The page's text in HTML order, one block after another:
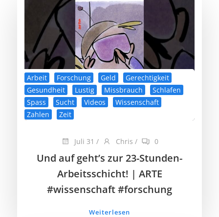
Arbeit Forschung Geld
Gerechtigkeit
Gesundheit
Lustig Missbrauch
Schlafen
Spass
Sucht Videos
Wissenschaft
Zahlen
Zeit
Juli 31 / Chris / 0
Und auf geht’s zur 23-Stunden-
Arbeitsschicht! | ARTE
#wissenschaft #forschung
Weiterlesen